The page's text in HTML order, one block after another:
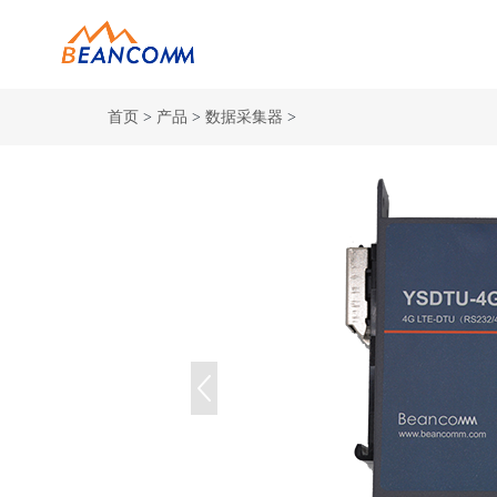
首页 > 产品 > 数据采集器 >